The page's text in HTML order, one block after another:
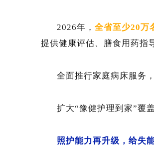
2026年，全省至少20万
提供健康评估、膳食用药指
全面推行家庭病床服务
扩大“豫健护理到家”覆
照护能力再升级，给失